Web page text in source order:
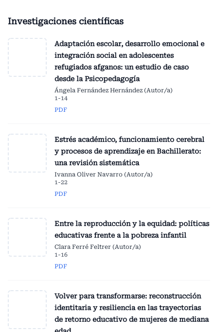
Investigaciones científicas
Adaptación escolar, desarrollo emocional e
integración social en adolescentes
refugiados afganos: un estudio de caso
desde la Psicopedagogía
Ángela Fernández Hernández (Autor/a)
1-14
PDF
Estrés académico, funcionamiento cerebral
y procesos de aprendizaje en Bachillerato:
una revisión sistemática
Ivanna Oliver Navarro (Autor/a)
1-22
PDF
Entre la reproducción y la equidad: políticas
educativas frente a la pobreza infantil
Clara Ferré Feltrer (Autor/a)
1-16
PDF
Volver para transformarse: reconstrucción
identitaria y resiliencia en las trayectorias
de retorno educativo de mujeres de mediana